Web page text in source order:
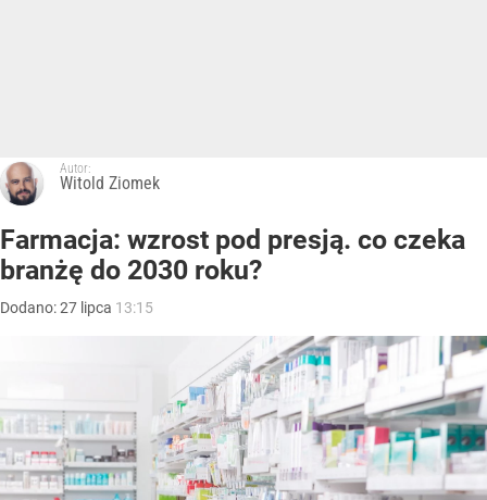
Autor:
Witold Ziomek
Farmacja: wzrost pod presją. co czeka
branżę do 2030 roku?
Dodano:27 lipca 13:15